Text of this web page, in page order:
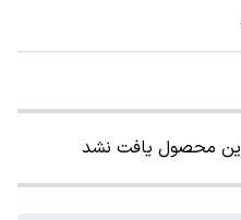
محصول یافت نشد